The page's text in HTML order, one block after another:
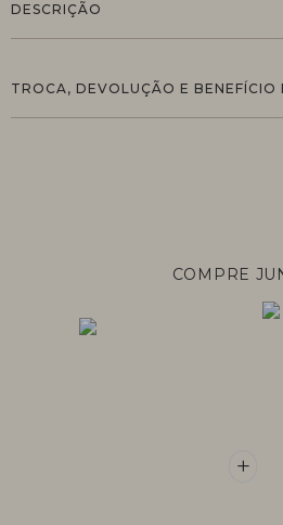
DESCRIÇÃO
TROCA, DEVOLUÇÃO E BENEFÍCIO
COMPRE
+